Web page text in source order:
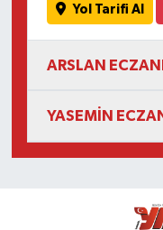
Yol Tarifi Al
ARSLAN
YASEMİN